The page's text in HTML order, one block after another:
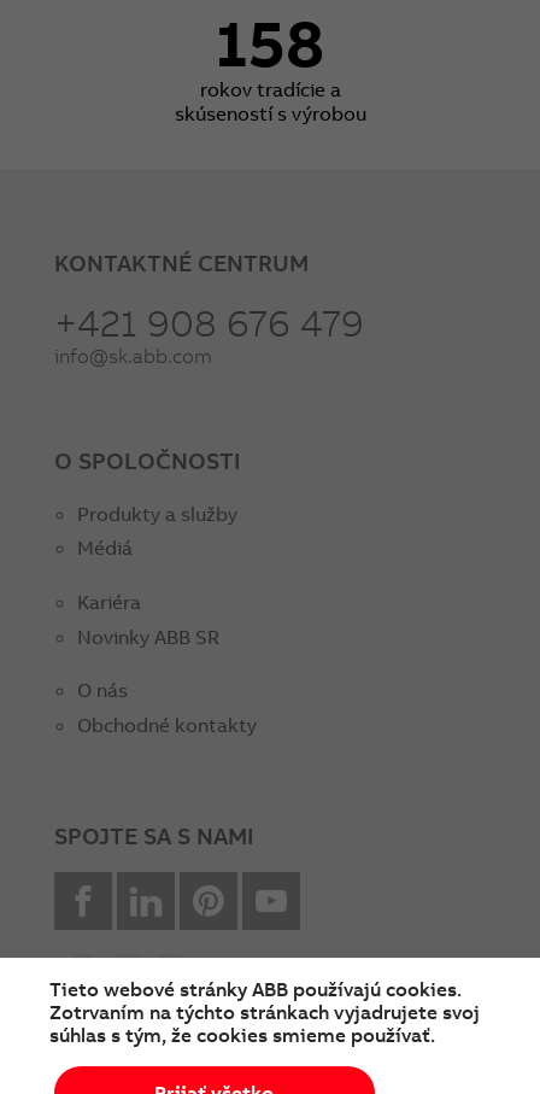
158
rokov tradície a
skúseností s výrobou
KONTAKTNÉ CENTRUM
+421 908 676 479
info@sk.abb.com
O SPOLOČNOSTI
Produkty a služby
Médiá
Kariéra
Novinky ABB SR
O nás
Obchodné kontakty
SPOJTE SA S NAMI
facebookLinkedin Pinterest
© Copyright 2026 ABB
Tieto webové stránky ABB používajú cookies.
Zotrvaním na týchto stránkach vyjadrujete svoj
súhlas s tým, že cookies smieme používať.